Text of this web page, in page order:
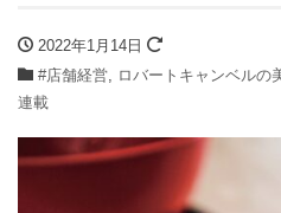
2022年1月14日
#店舗経営, ロバートキャンベルの
連載